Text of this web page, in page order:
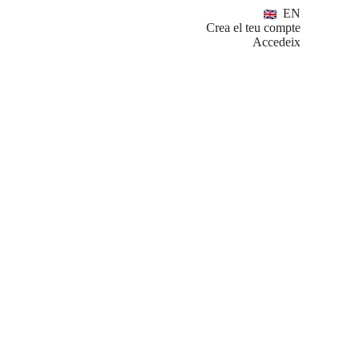
EN
Crea el teu compte
Accedeix